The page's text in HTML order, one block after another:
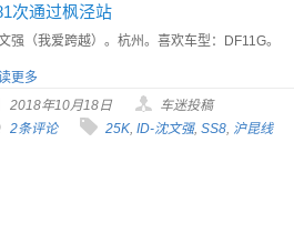
次通过枫泾站
强（我爱跨越）。杭州。喜欢车型：DF11G。
更多
2018年10月18日
车迷投稿
2条评论
25K ID-沈文强, SS8 沪昆线